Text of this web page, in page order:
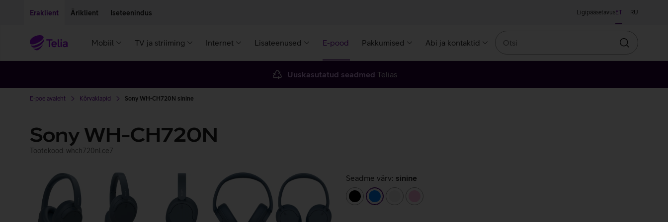
Eraklient Äriklient Iseteenindus LigipääsetavusET RU
Mobiil TV ja striiming Internet Lisateenused E-pood Pakkumised Abi ja kontaktid
Otsin
Uuskasutatud seadmed Telias
E-poe avaleht Kõrvaklapid Sony WH-CH720N sinine
Sony WH-CH720N
Tootekood: whch720nl.ce7
Seadme värv: sinine
must
sinine